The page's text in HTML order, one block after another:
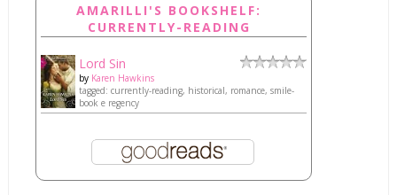
AMARILLI'S BOOKSHELF:
CURRENTLY-READING
Lord Sin
by Karen Hawkins
tagged: currently-reading, historical, romance, smile-
book e regency